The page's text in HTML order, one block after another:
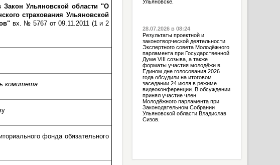
Ульяновской области "О
страхования Ульяновской
вх. № 5767 от 09.11.2011 (1 и 2
комитета
фонда обязательного
Ульяновске.
28.07.2026 в 08:24
Результаты проектной и
законотворческой деятельности
Экспертного совета Молодёжного
парламента при Государственной
Думе VIII созыва, а также
форматы участия молодёжи в
Едином дне голосования 2026
года обсудили на итоговом
заседании 24 июля в режиме
видеоконференции. В обсуждении
принял участие член
Молодёжного парламента при
Законодательном Собрании
Ульяновской области Владислав
Сизов.